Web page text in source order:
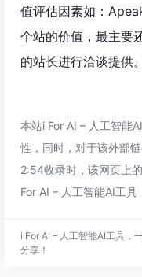
值评估因素如：
个站的价值，最主要
的站长进行洽谈提供
本站i For AI – 人工智能
性，同时，对于该外部
2:54收录时，该网页上
For AI – 人工智能AI工具
i For AI – 人工智能AI工具，
分享！